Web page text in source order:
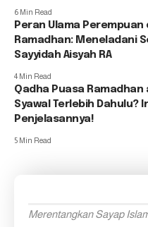
6 Min Read
Peran Ulama
Ramadhan: Meneladani
Sayyidah Aisyah RA
4 Min Read
Qadha Puasa Ramadhan
Syawal Terlebih Dahulu?
Penjelasannya!
5 Min Read
Merentangkan Sayap